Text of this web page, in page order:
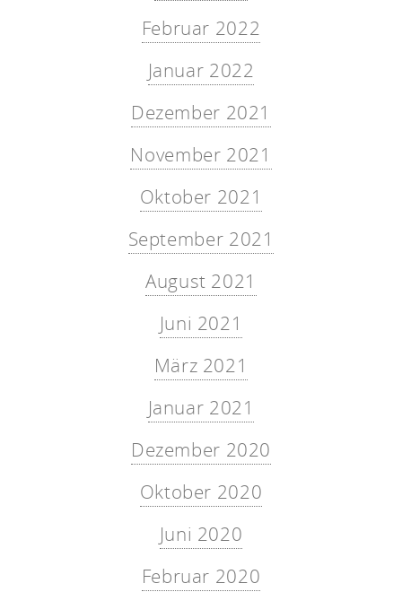
Februar 2022
Januar 2022
Dezember 2021
November 2021
Oktober 2021
September 2021
August 2021
Juni 2021
März 2021
Januar 2021
Dezember 2020
Oktober 2020
Juni 2020
Februar 2020